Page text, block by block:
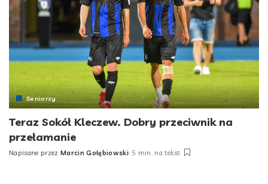
Seniorzy
Teraz Sokół Kleczew. Dobry przeciwnik na
przełamanie
Posted
Napisane przez Marcin Gołębiowski 5 min. na tekst